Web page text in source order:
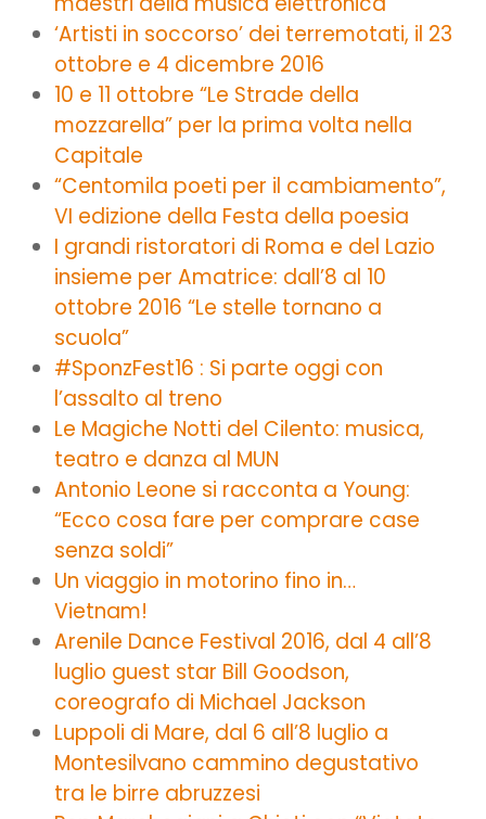
‘Artisti in soccorso’ dei terremotati, il 23
ottobre e 4 dicembre 2016
10 e 11 ottobre “Le Strade della
mozzarella” per la prima volta nella
Capitale
“Centomila poeti per il cambiamento”,
VI edizione della Festa della poesia
I grandi ristoratori di Roma e del Lazio
insieme per Amatrice: dall’8 al 10
ottobre 2016 “Le stelle tornano a
scuola”
#SponzFest16 : Si parte oggi con
l’assalto al treno
Le Magiche Notti del Cilento: musica,
teatro e danza al MUN
Antonio Leone si racconta a Young:
“Ecco cosa fare per comprare case
senza soldi”
Un viaggio in motorino fino in…
Vietnam!
Arenile Dance Festival 2016, dal 4 all’8
luglio guest star Bill Goodson,
coreografo di Michael Jackson
Luppoli di Mare, dal 6 all’8 luglio a
Montesilvano cammino degustativo
tra le birre abruzzesi